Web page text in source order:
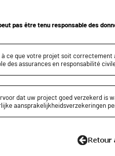
pas être tenu responsable des
à ce que votre projet soit correctement
des assurances en responsabilité
dat uw project goed verzekerd is
aansprakelijkheidsverzekeringen